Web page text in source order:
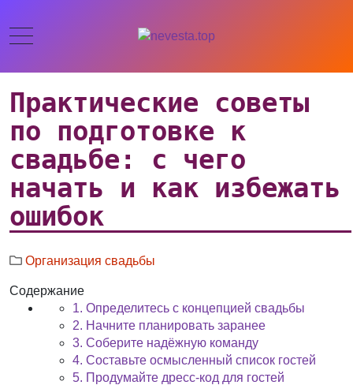
Практические советы
по подготовке к
свадьбе: с чего
начать и как избежать
ошибок
Организация свадьбы
Содержание
1. Определитесь с концепцией свадьбы
2. Начните планировать заранее
3. Соберите надёжную команду
4. Составьте осмысленный список гостей
5. Продумайте дресс-код для гостей